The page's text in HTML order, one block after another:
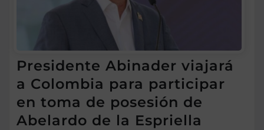
Presidente Abinader viajará
a Colombia para participar
en toma de posesión de
Abelardo de la Espriella